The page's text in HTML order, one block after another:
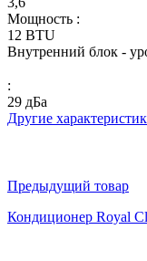
Мощность :
12 BTU
Внутренний блок -
:
29 дБа
Другие
Предыдущий товар
Кондиционер Royal